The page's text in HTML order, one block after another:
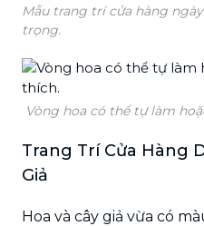
Mẫu trang trí cửa hàng
trọng.
Vòng hoa có thể tự làm
Trang Trí Cửa Hàng
Giả
Hoa và cây giả vừa có